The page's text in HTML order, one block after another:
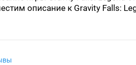
описание к Gravity Falls: